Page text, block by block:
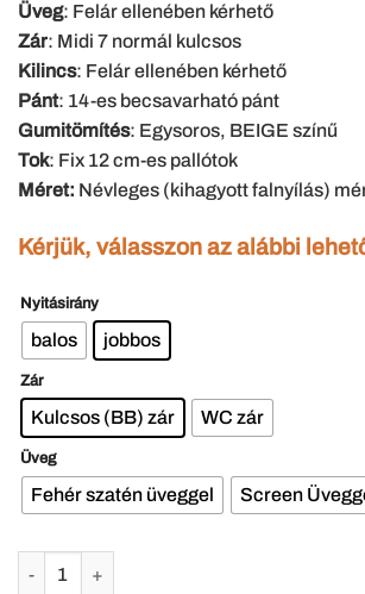
Üveg: Felár ellenében kérhető
Zár: Midi 7 normál kulcsos
Kilincs: Felár ellenében kérhető
Pánt: 14-es becsavarható pánt
Gumitömítés: Egysoros, BEIGE színű
Tok: Fix 12 cm-es pallótok
Méret: Névleges (kihagyott falnyílás)
Kérjük, válasszon az alábbi
Nyitásirány
balos jobbos
Zár
Kulcsos (BB) zár WC zár
Üveg
Fehér szatén üveggel Screen